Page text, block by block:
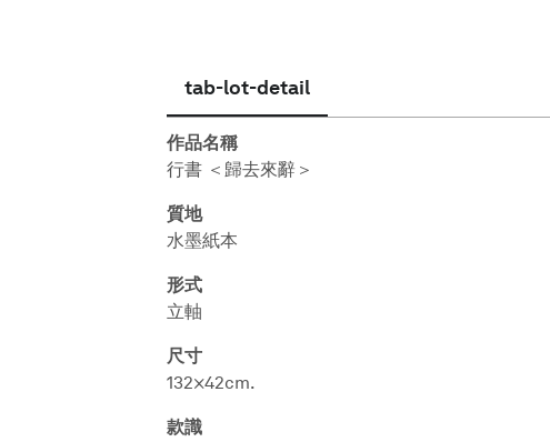
tab-lot-detail
作品名稱
行書 ＜歸去來辭＞
質地
水墨紙本
形式
立軸
尺寸
132×42cm.
款識